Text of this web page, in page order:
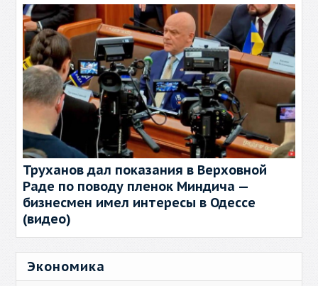
Труханов дал показания в Верховной
Раде по поводу пленок Миндича —
бизнесмен имел интересы в Одессе
(видео)
Экономика